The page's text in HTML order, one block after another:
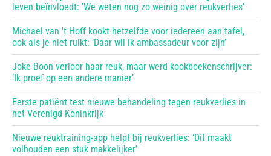
leven beïnvloedt: 'We weten nog zo weinig over reukverlies'
Michael van 't Hoff kookt hetzelfde voor iedereen aan tafel,
ook als je niet ruikt: ‘Daar wil ik ambassadeur voor zijn’
Joke Boon verloor haar reuk, maar werd kookboekenschrijver:
‘Ik proef op een andere manier’
Eerste patiënt test nieuwe behandeling tegen reukverlies in
het Verenigd Koninkrijk
Nieuwe reuktraining-app helpt bij reukverlies: ‘Dit maakt
volhouden een stuk makkelijker’